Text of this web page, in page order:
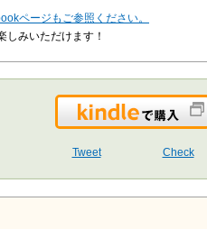
ページもご参照ください。
しみいただけます！
Tweet Check